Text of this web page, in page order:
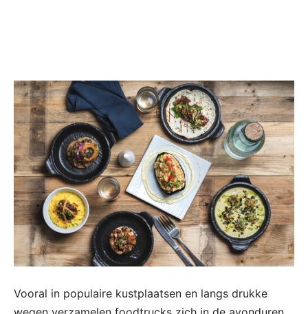
Vooral in populaire kustplaatsen en langs drukke